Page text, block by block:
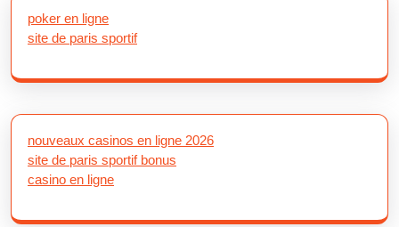
poker en ligne
site de paris sportif
nouveaux casinos en ligne 2026
site de paris sportif bonus
casino en ligne